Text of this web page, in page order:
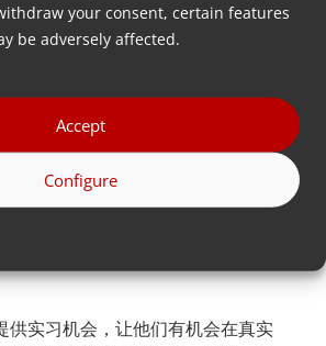
your consent, certain features
be adversely affected.
Accept
Configure
景的组织。通过与 Dokwurk 合
部分工作外包出去。
供实习机会，让他们有机会在真实